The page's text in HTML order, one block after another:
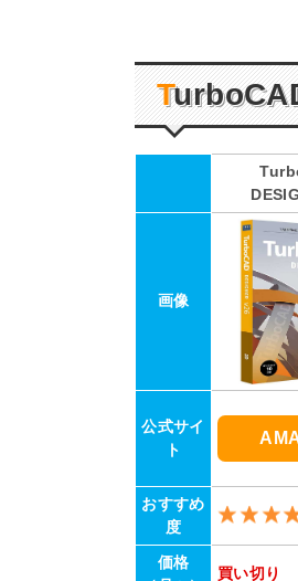
画像
公式サイ
ト
おすすめ
度
価格
買い切り